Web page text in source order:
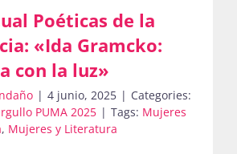
Poéticas de la
«Ida Gramcko:
con la luz»
| 4 junio, 2025 | Categories:
PUMA 2025 | Tags: Mujeres
, Mujeres y Literatura